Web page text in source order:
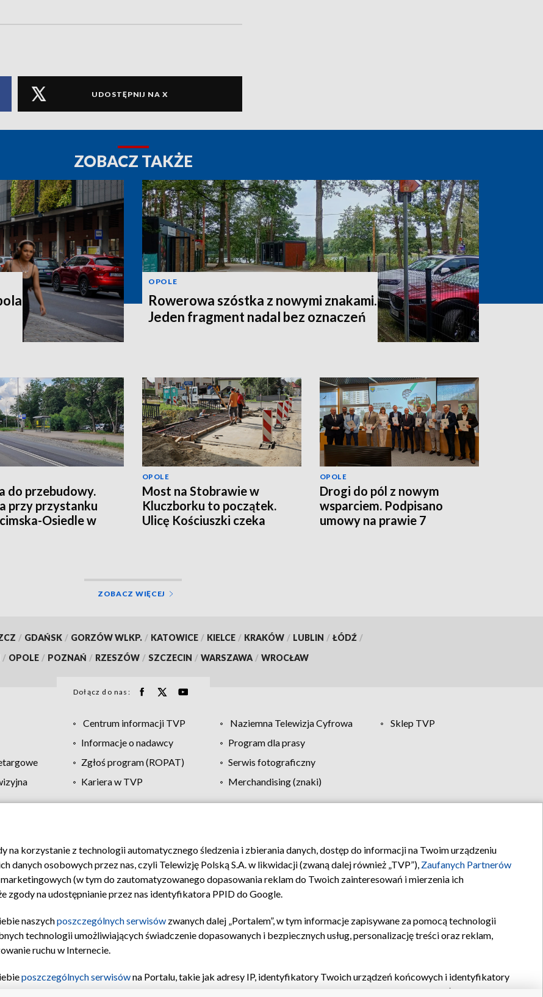
UDOSTĘPNIJ NA X
ZOBACZ TAKŻE
OPOLE
Rowerowa szóstka z nowymi znakami.
Jeden fragment nadal bez oznaczeń
do przebudowy.
przy przystanku
Osiedle w
OPOLE
Most na Stobrawie w
Kluczborku to początek.
Ulicę Kościuszki czeka
OPOLE
Drogi do pól z nowym
wsparciem. Podpisano
umowy na prawie 7
ZOBACZ WIĘCEJ
/ GDAŃSK / GORZÓW WLKP. / KATOWICE / KIELCE / KRAKÓW / LUBLIN / ŁÓDŹ /
/ OPOLE / POZNAŃ / RZESZÓW / SZCZECIN / WARSZAWA / WROCŁAW
Dołącz do nas:
Centrum informacji TVP Naziemna Telewizja Cyfrowa
Sklep TVP
Informacje o nadawcy
Program dla prasy
Zgłoś program (ROPAT)
Serwis fotograficzny
Kariera w TVP
Merchandising (znaki)
Polityka prywatności Moje zgody Pomoc Biuro reklamy Kontakt
na korzystanie z technologii automatycznego śledzenia i zbierania danych, dostęp do informacji na Twoim urządzeniu
osobowych przez nas, czyli Telewizję Polską S.A. w likwidacji (zwaną dalej również „TVP”), Zaufanych Partnerów
marketingowych (w tym do zautomatyzowanego dopasowania reklam do Twoich zainteresowań i mierzenia ich
zgody na udostępnianie przez nas identyfikatora PPID do Google.
naszychposzczególnych serwisów zwanych dalej „Portalem”, w tym informacje zapisywane za pomocą technologii
technologii umożliwiających świadczenie dopasowanych i bezpiecznych usług, personalizację treści oraz reklam,
ruchu w Internecie.
poszczególnych serwisówna Portalu, takie jak adresy IP, identyfikatory Twoich urządzeń końcowych i identyfikatory
oraz pozostałych